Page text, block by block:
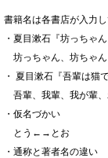
書籍名は各書店が入力
・夏目漱石『坊っちゃん
坊っちゃん、坊ちゃ
・ 夏目漱石『吾輩は猫で
吾輩、我輩、我が輩
・仮名づかい
とう←→とお
・通称と著者名の違い